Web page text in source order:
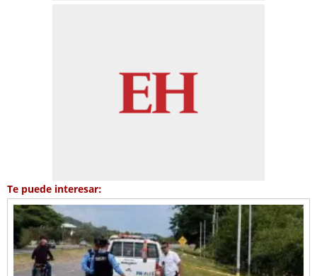
Te puede interesar: